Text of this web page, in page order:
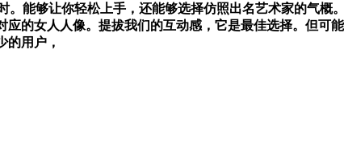
能够让你轻松上手，还能够选择仿照出名艺术家的气概
的女人人像。提拔我们的互动感，它是最佳选择。但可
的用户，